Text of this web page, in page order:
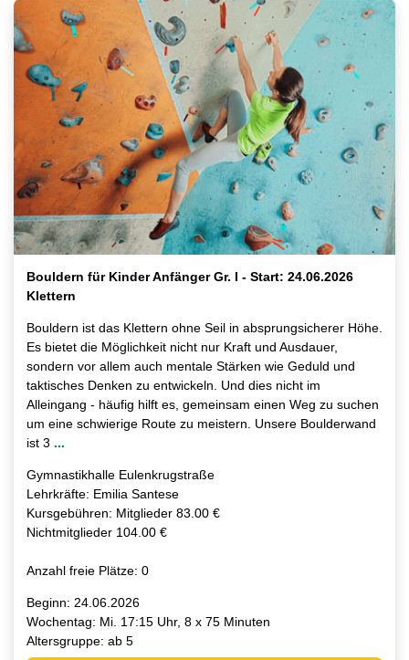
Bouldern für Kinder Anfänger Gr. I - Start: 24.06.2026
Klettern
Bouldern ist das Klettern ohne Seil in absprungsicherer Höhe.
Es bietet die Möglichkeit nicht nur Kraft und Ausdauer,
sondern vor allem auch mentale Stärken wie Geduld und
taktisches Denken zu entwickeln. Und dies nicht im
Alleingang - häufig hilft es, gemeinsam einen Weg zu suchen
um eine schwierige Route zu meistern. Unsere Boulderwand
ist 3 ...
Gymnastikhalle Eulenkrugstraße
Lehrkräfte: Emilia Santese
Kursgebühren: Mitglieder 83.00 €
Nichtmitglieder 104.00 €
Anzahl freie Plätze: 0
Beginn: 24.06.2026
Wochentag: Mi. 17:15 Uhr, 8 x 75 Minuten
Altersgruppe: ab 5